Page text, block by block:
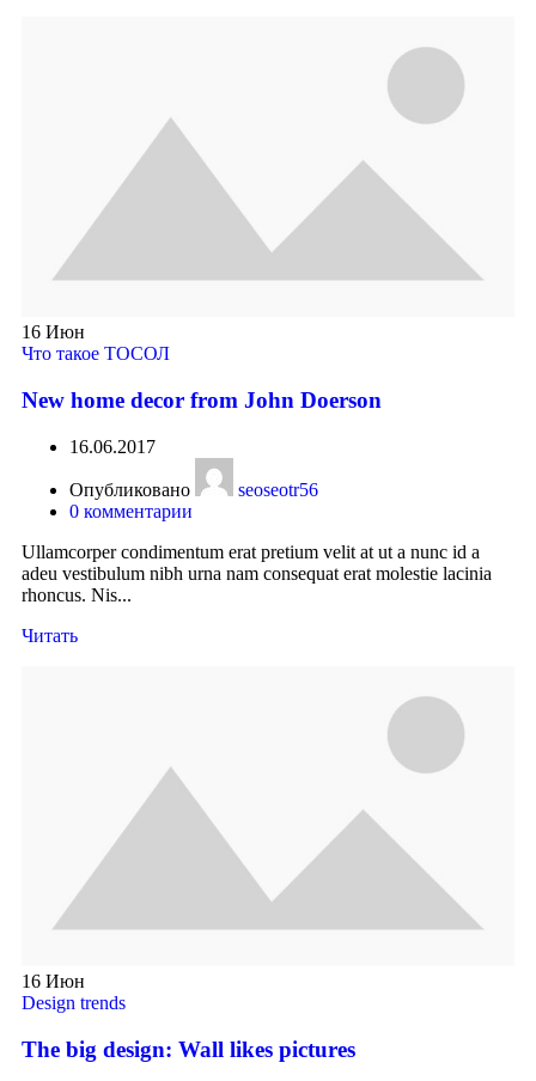
16 Июн
Что такое ТОСОЛ
New home decor from John Doerson
16.06.2017
Опубликовано
seoseotr56
0 комментарии
Ullamcorper condimentum erat pretium velit at ut a nunc id a
adeu vestibulum nibh urna nam consequat erat molestie lacinia
rhoncus. Nis...
Читать
16 Июн
Design trends
The big design: Wall likes pictures